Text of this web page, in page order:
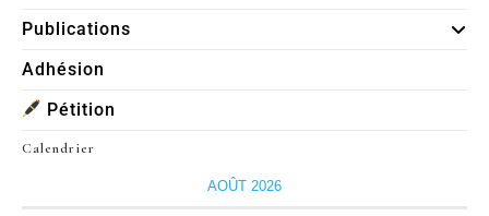
Publications
Adhésion
Pétition
Calendrier
AOÛT 2026